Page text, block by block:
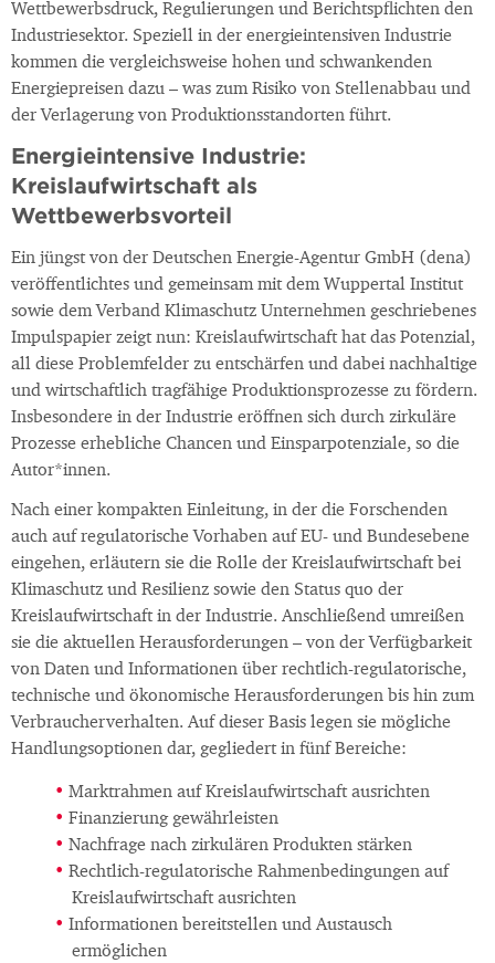
Wettbewerbsdruck, Regulierungen und Berichtspflichten den
Industriesektor. Speziell in der energieintensiven Industrie
kommen die vergleichsweise hohen und schwankenden
Energiepreisen dazu – was zum Risiko von Stellenabbau und
der Verlagerung von Produktionsstandorten führt.
Energieintensive Industrie:
Kreislaufwirtschaft als
Wettbewerbsvorteil
Ein jüngst von der Deutschen Energie-Agentur GmbH (dena)
veröffentlichtes und gemeinsam mit dem Wuppertal Institut
sowie dem Verband Klimaschutz Unternehmen geschriebenes
Impulspapier zeigt nun: Kreislaufwirtschaft hat das Potenzial,
all diese Problemfelder zu entschärfen und dabei nachhaltige
und wirtschaftlich tragfähige Produktionsprozesse zu fördern.
Insbesondere in der Industrie eröffnen sich durch zirkuläre
Prozesse erhebliche Chancen und Einsparpotenziale, so die
Autor*innen.
Nach einer kompakten Einleitung, in der die Forschenden
auch auf regulatorische Vorhaben auf EU- und Bundesebene
eingehen, erläutern sie die Rolle der Kreislaufwirtschaft bei
Klimaschutz und Resilienz sowie den Status quo der
Kreislaufwirtschaft in der Industrie. Anschließend umreißen
sie die aktuellen Herausforderungen – von der Verfügbarkeit
von Daten und Informationen über rechtlich-regulatorische,
technische und ökonomische Herausforderungen bis hin zum
Verbraucherverhalten. Auf dieser Basis legen sie mögliche
Handlungsoptionen dar, gegliedert in fünf Bereiche:
Marktrahmen auf Kreislaufwirtschaft ausrichten
Finanzierung gewährleisten
Nachfrage nach zirkulären Produkten stärken
Rechtlich-regulatorische Rahmenbedingungen auf
Kreislaufwirtschaft ausrichten
Informationen bereitstellen und Austausch
ermöglichen